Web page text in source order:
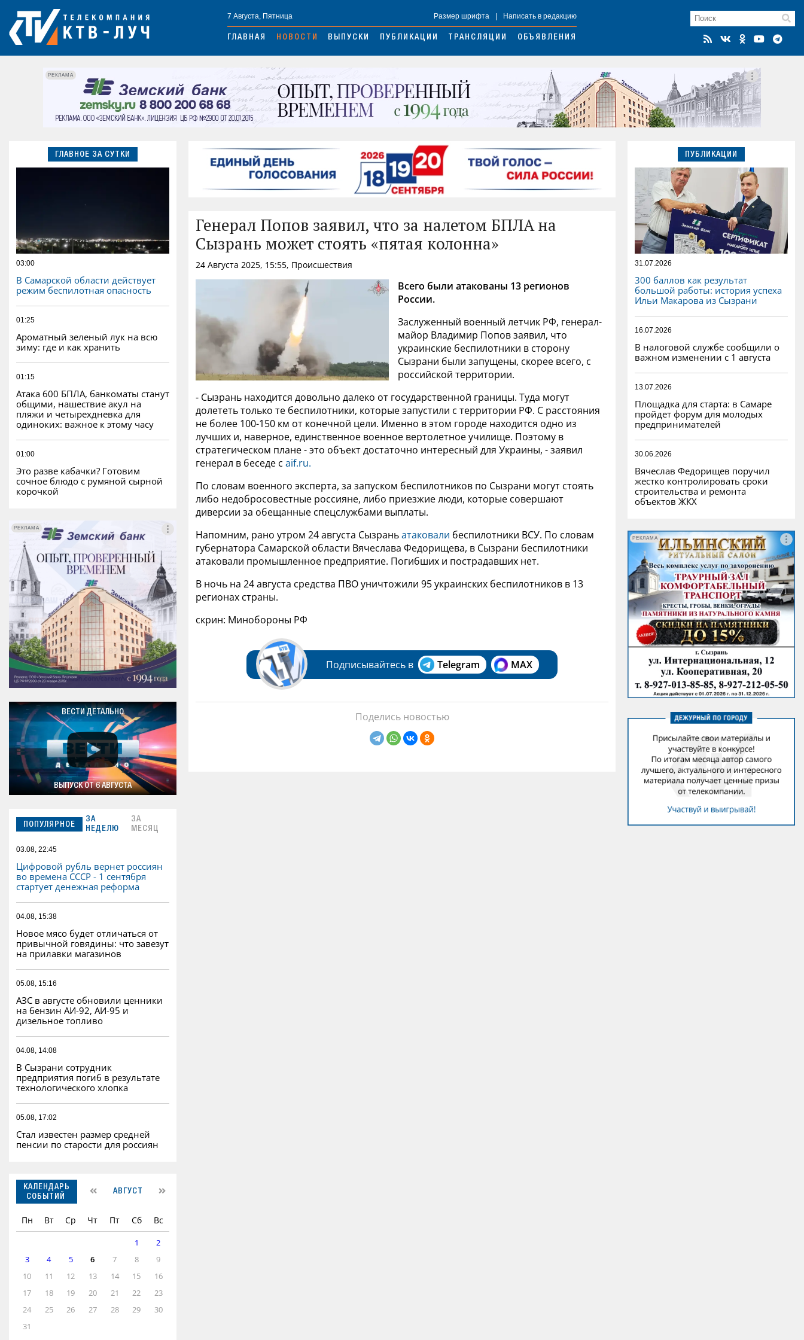
7 Августа, Пятница Размер шрифта Написать в редакцию
ГЛАВНАЯ НОВОСТИ ВЫПУСКИ ПУБЛИКАЦИИ ТРАНСЛЯЦИИ ОБЪЯВЛЕНИЯ
РЕКЛАМА
ГЛАВНОЕ ЗА СУТКИ
03:00
В Самарской области действует
режим беспилотная опасность
01:25
Ароматный зеленый лук на всю
зиму: где и как хранить
01:15
Атака 600 БПЛА, банкоматы станут
общими, нашествие акул на
пляжи и четырехдневка для
одиноких: важное к этому часу
01:00
Это разве кабачки? Готовим
сочное блюдо с румяной сырной
корочкой
РЕКЛАМА
РЕКЛАМА
ВЕСТИ ДЕТАЛЬНО
ВЫПУСК ОТ 6 АВГУСТА
ПОПУЛЯРНОЕ
ЗА
НЕДЕЛЮ
ЗА
МЕСЯЦ
03.08, 22:45
Цифровой рубль вернет россиян
во времена СССР - 1 сентября
стартует денежная реформа
04.08, 15:38
Новое мясо будет отличаться от
привычной говядины: что завезут
на прилавки магазинов
05.08, 15:16
АЗС в августе обновили ценники
на бензин АИ-92, АИ-95 и
дизельное топливо
04.08, 14:08
В Сызрани сотрудник
предприятия погиб в результате
технологического хлопка
05.08, 17:02
Стал известен размер средней
пенсии по старости для россиян
КАЛЕНДАРЬ
СОБЫТИЙ
АВГУСТ
Пн Вт Ср Чт Пт Сб Вс
1
2
3
4 5 6 7 8
9
10
11 12 13 14 15
16
17
18 19 20 21 22
23
24
25 26 27 28 29
30
31
Генерал Попов заявил, что за налетом БПЛА на
Сызрань может стоять «пятая колонна»
24 Августа 2025, 15:55, Происшествия
Всего были атакованы 13 регионов
России.
Заслуженный военный летчик РФ, генерал-
майор Владимир Попов заявил, что
украинские беспилотники в сторону
Сызрани были запущены, скорее всего, с
российской территории.
- Сызрань находится довольно далеко от государственной границы. Туда могут
долететь только те беспилотники, которые запустили с территории РФ. С расстояния
не более 100-150 км от конечной цели. Именно в этом городе находится одно из
лучших и, наверное, единственное военное вертолетное училище. Поэтому в
стратегическом плане - это объект достаточно интересный для Украины, - заявил
генерал в беседе с aif.ru.
По словам военного эксперта, за запуском беспилотников по Сызрани могут стоять
либо недобросовестные россияне, либо приезжие люди, которые совершают
диверсии за обещанные спецслужбами выплаты.
Напомним, рано утром 24 августа Сызраньатаковали беспилотники ВСУ. По словам
губернатора Самарской области Вячеслава Федорищева, в Сызрани беспилотники
атаковали промышленное предприятие. Погибших и пострадавших нет.
В ночь на 24 августа средства ПВО уничтожили 95 украинских беспилотников в 13
регионах страны.
скрин: Минобороны РФ
Подписывайтесь в Telegram MAX
Поделись новостью
ПУБЛИКАЦИИ
31.07.2026
300 баллов как результат
большой работы: история успеха
Ильи Макарова из Сызрани
16.07.2026
В налоговой службе сообщили о
важном изменении с 1 августа
13.07.2026
Площадка для старта: в Самаре
пройдет форум для молодых
предпринимателей
30.06.2026
Вячеслав Федорищев поручил
жестко контролировать сроки
строительства и ремонта
объектов ЖКХ
РЕКЛАМА